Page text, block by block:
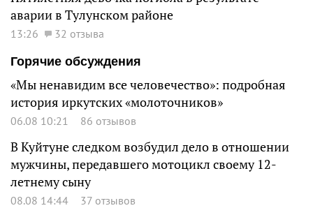
аварии в Тулунском районе
13:26
32 отзыва
Горячие обсуждения
«Мы ненавидим все человечество»: подробная
история иркутских «молоточников»
06.08 10:21 86 отзывов
В Куйтуне следком возбудил дело в отношении
мужчины, передавшего мотоцикл своему 12-
летнему сыну
08.08 14:44 37 отзывов